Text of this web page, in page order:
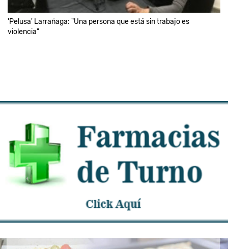
'Pelusa' Larrañaga: "Una persona que está sin trabajo es
violencia"